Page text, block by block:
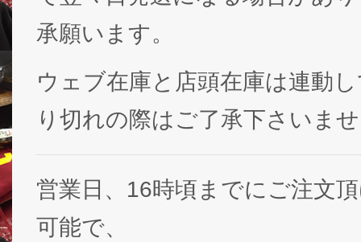
承願います。
ウェブ在庫と店頭在庫は連動
り切れの際はご了承下さいま
営業日、16時頃までにご注文
可能で、